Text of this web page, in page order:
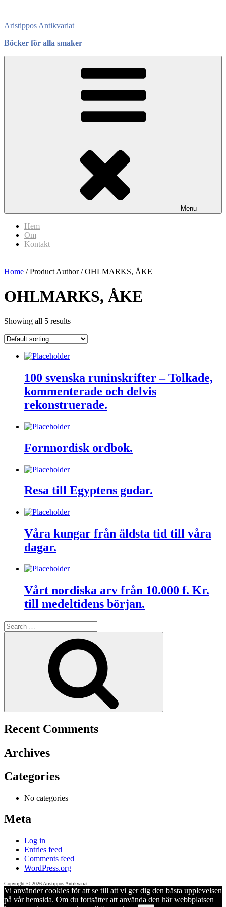
content
Aristippos Antikvariat
Böcker för alla smaker
Menu
Hem
Om
Kontakt
Home / Product Author / OHLMARKS, ÅKE
OHLMARKS, ÅKE
Showing all 5 results
100 svenska runinskrifter – Tolkade,
kommenterade och delvis
rekonstruerade.
Fornnordisk ordbok.
Resa till Egyptens gudar.
Våra kungar från äldsta tid till våra
dagar.
Vårt nordiska arv från 10.000 f. Kr.
till medeltidens början.
Search
for:
Recent Comments
Archives
Categories
No categories
Meta
Log in
Entries feed
Comments feed
WordPress.org
Copyright © 2026 Aristippos Antikvariat
Vi använder cookies för att se till att vi ger dig den bästa upplevelsen
på vår hemsida. Om du fortsätter att använda den här webbplatsen